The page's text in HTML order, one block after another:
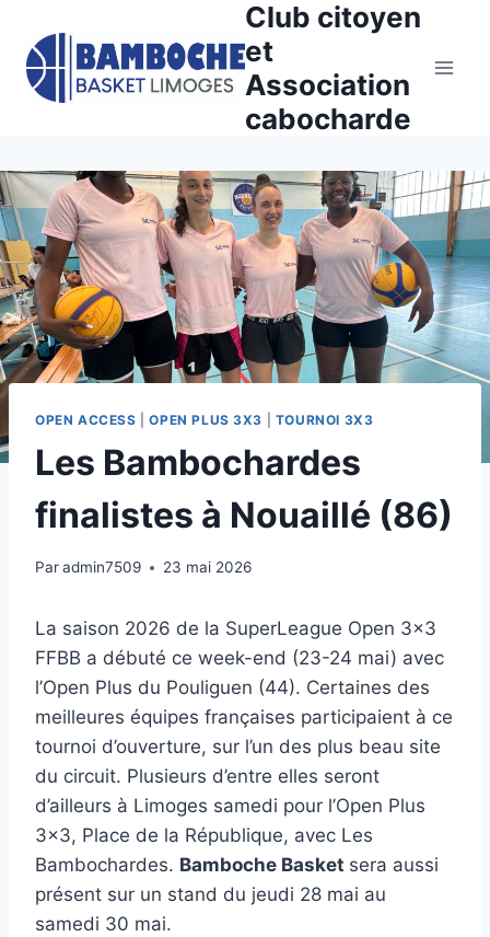
contenu
Club citoyen
et
Association
cabocharde
OPEN ACCESS |OPEN PLUS 3X3 TOURNOI 3X3
Les Bambochardes
finalistes à Nouaillé (86)
Paradmin7509 23 mai 2026
La saison 2026 de la SuperLeague Open 3×3
FFBB a débuté ce week-end (23-24 mai) avec
l’Open Plus du Pouliguen (44). Certaines des
meilleures équipes françaises participaient à ce
tournoi d’ouverture, sur l’un des plus beau site
du circuit. Plusieurs d’entre elles seront
d’ailleurs à Limoges samedi pour l’Open Plus
3×3, Place de la République, avec Les
Bambochardes. Bamboche Basket sera aussi
présent sur un stand du jeudi 28 mai au
samedi 30 mai.